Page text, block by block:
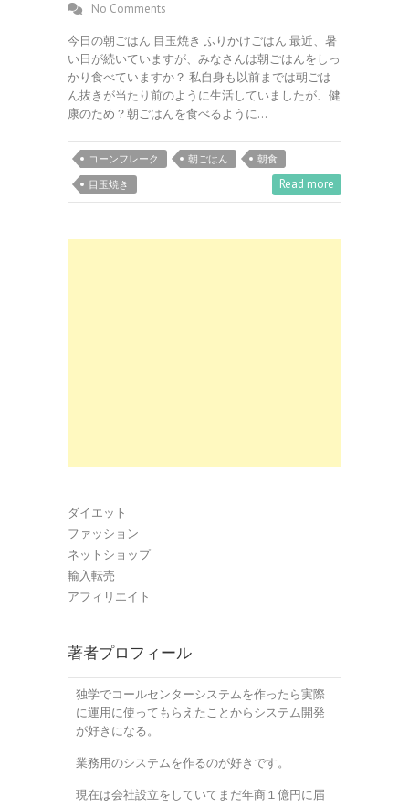
No Comments
今日の朝ごはん 目玉焼き ふりかけごはん 最近、暑
い日が続いていますが、みなさんは朝ごはんをしっ
かり食べていますか？ 私自身も以前までは朝ごは
ん抜きが当たり前のように生活していましたが、健
康のため？朝ごはんを食べるように…
コーンフレーク 朝ごはん
朝食
目玉焼き
Read more
ダイエット
ファッション
ネットショップ
輸入転売
アフィリエイト
著者プロフィール
独学でコールセンターシステムを作ったら実際
に運用に使ってもらえたことからシステム開発
が好きになる。
業務用のシステムを作るのが好きです。
現在は会社設立をしていてまだ年商１億円に届